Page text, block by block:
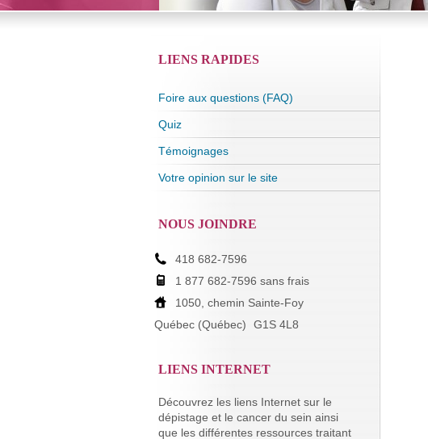
LIENS RAPIDES
Foire aux questions (FAQ)
Quiz
Témoignages
Votre opinion sur le site
NOUS JOINDRE
418 682-7596
1 877 682-7596 sans frais
1050, chemin Sainte-Foy
Québec (Québec)
G1S 4L8
LIENS INTERNET
Découvrez les liens Internet sur le
dépistage et le cancer du sein ainsi
que les différentes ressources traitant